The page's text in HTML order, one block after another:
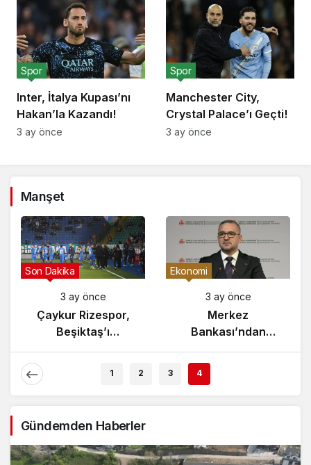
Inter, İtalya Kupası’nı
Hakan’la Kazandı!
Spor
3 ay önce
Manchester City,
Crystal Palace’ı Geçti!
Spor
3 ay önce
Manşet
Son Dakika
3 ay önce
Çaykur Rizespor,
Beşiktaş’ı
Ekonomi
3 ay önce
Merkez
Bankası’ndan
1 2 3 4
Gündemden Haberler